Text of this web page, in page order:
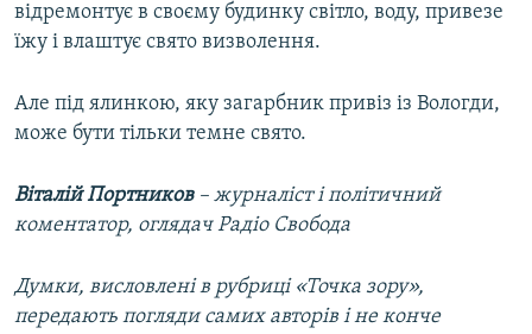
відремонтує в своєму будинку світло, воду, привезе
їжу і влаштує свято визволення.
Але під ялинкою, яку загарбник привіз із Вологди,
може бути тільки темне свято.
Віталій Портников– журналіст і політичний
коментатор, оглядач Радіо Свобода
Думки, висловлені в рубриці «Точка зору»,
передають погляди самих авторів і не конче